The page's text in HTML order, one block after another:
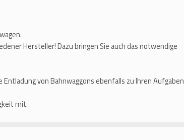
Hersteller! Dazu bringen Sie auch das notwendige
von Bahnwaggons ebenfalls zu Ihren Aufgaben
mit.